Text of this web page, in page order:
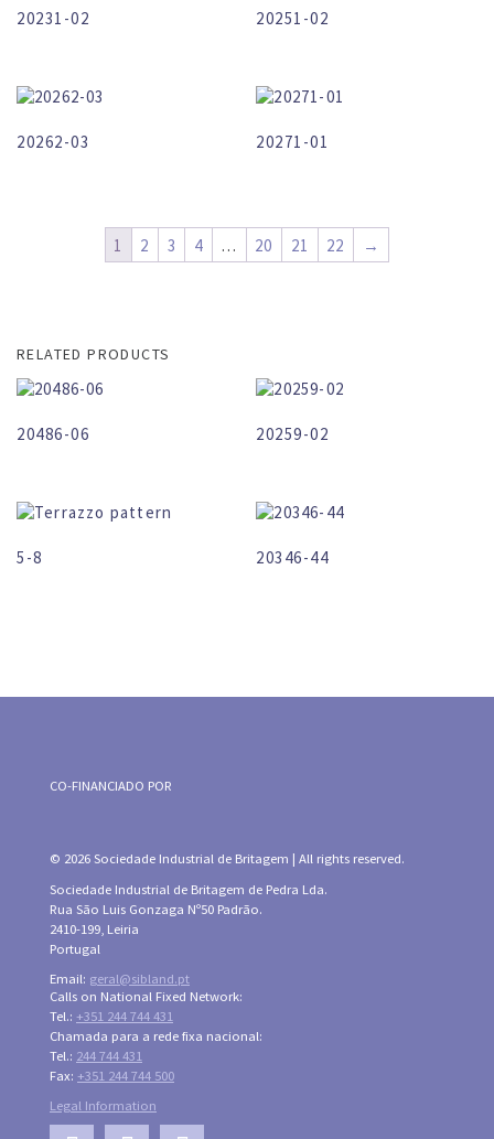
20231-02 20251-02
20262-03 20271-01
1 2 3 4 … 20 21 22 →
RELATED PRODUCTS
20486-06 20259-02
5-8 20346-44
CO-FINANCIADO POR
© 2026 Sociedade Industrial de Britagem | All rights reserved.
Sociedade Industrial de Britagem de Pedra Lda.
Rua São Luis Gonzaga Nº50 Padrão.
2410-199, Leiria
Portugal
Email: geral@sibland.pt
Calls on National Fixed Network:
Tel.: +351 244 744 431
Chamada para a rede fixa nacional:
Tel.: 244 744 431
Fax: +351 244 744 500
Legal Information